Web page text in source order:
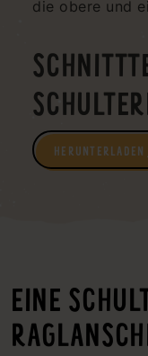
die obere und
HERUNTERLADEN
EINE